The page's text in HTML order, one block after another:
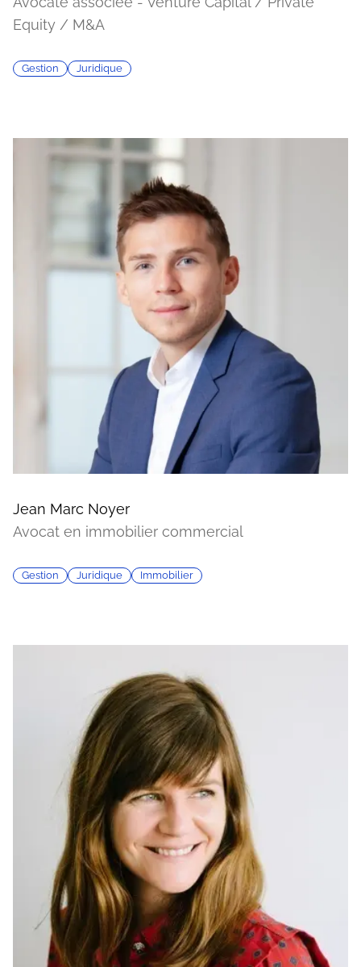
Equity / M&A
Gestion Juridique
Jean Marc Noyer
Avocat en immobilier commercial
Gestion Juridique Immobilier